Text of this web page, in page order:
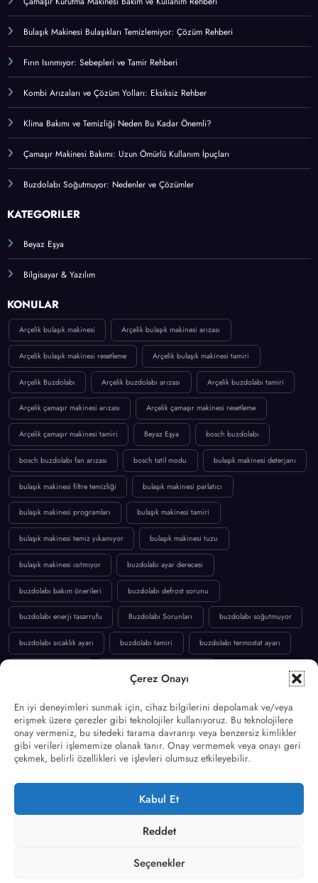
Çerez Onayı
En iyi deneyimleri sunmak için, cihaz bilgilerini depolamak ve/veya
erişmek üzere çerezler gibi teknolojiler kullanıyoruz. Bu teknolojilere
onay vermeniz, bu sitedeki tarama davranışı veya benzersiz kimlikler
gibi verileri işlememize olanak tanır. Onay vermemek veya onayı geri
çekmek, belirli özellikleri ve işlevleri olumsuz etkileyebilir.
Kabul Et
Reddet
Seçenekler
Su Isıtıcısı (Termosifon) Arıza Belirtileri ve Bakımı
Elektrikli Süpürge Seçimi ve Bakımı Hakkında Her Şey
Çamaşır Kurutma Makinesi Bakım ve Kullanım Rehberi
Bulaşık Makinesi Bulaşıkları Temizlemiyor: Çözüm Rehberi
Fırın Isınmıyor: Sebepleri ve Tamir Rehberi
Kombi Arızaları ve Çözüm Yolları: Eksiksiz Rehber
Buzdolabı Soğutmuyor: Nedenler ve Çözümler
Beyaz Eşya
Bilgisayar & Yazılım
KONULAR
Arçelik bulaşık makinesi Arçelik bulaşık makinesi arızası
Arçelik bulaşık makinesi resetleme Arçelik bulaşık makinesi tamiri
Arçelik Buzdolabı Arçelik buzdolabı arızası Arçelik buzdolabı tamiri
Arçelik çamaşır makinesi arızası Arçelik çamaşır makinesi resetleme
Arçelik çamaşır makinesi tamiri Beyaz Eşya bosch buzdolabı
bosch buzdolabı fan arızası bosch tatil modu bulaşık makinesi deterjanı
bulaşık makinesi filtre temizliği bulaşık makinesi parlatıcı
bulaşık makinesi programları bulaşık makinesi tamiri
bulaşık makinesi temiz yıkamıyor bulaşık makinesi tuzu
bulaşık makinesi ısıtmıyor buzdolabı ayar derecesi
buzdolabı sıcaklık ayarı buzdolabı tamiri buzdolabı termostat ayarı
buzdolabı yaz ayarı buzdolabı yazın nasıl çalışmalı
klima bakımı
kış ayarı buzdolabı